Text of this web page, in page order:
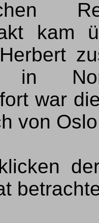
kam
in
war
von